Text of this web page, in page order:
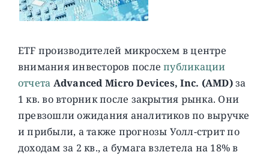
ETF производителей микросхем в центре
внимания инвесторов послепубликации
отчета Advanced Micro Devices, Inc. (AMD)за
1 кв. во вторник после закрытия рынка. Они
превзошли ожидания аналитиков по выручке
и прибыли, а также прогнозы Уолл-стрит по
доходам за 2 кв., а бумага взлетела на 18% в